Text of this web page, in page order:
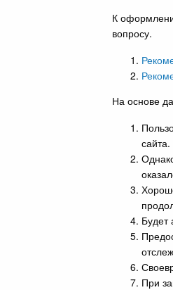
К
вопросу.
На основе
сайта.
Будет
При